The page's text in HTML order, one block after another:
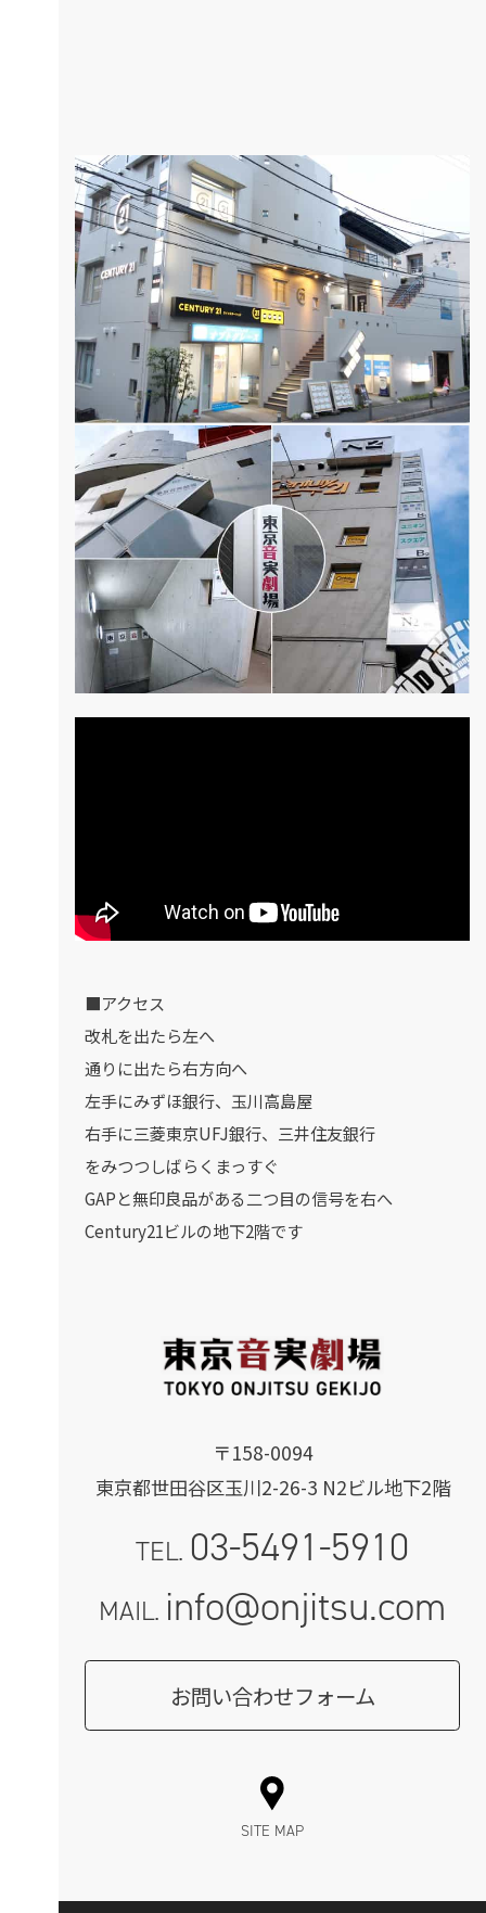
〒158-0094
東京都世田谷区玉川2-26-3 N2ビル地下2階
TEL. 03-5491-5910
MAIL. info@onjitsu.com
お問い合わせフォーム
■アクセス
改札を出たら左へ
通りに出たら右方向へ
左手にみずほ銀行、玉川高島屋
右手に三菱東京UFJ銀行、三井住友銀行
をみつつしばらくまっすぐ
GAPと無印良品がある二つ目の信号を右へ
Century21ビルの地下2階です
SITE MAP